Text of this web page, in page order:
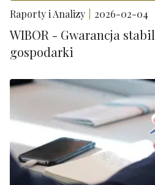
Raporty i Analizy 2026-02-04
WIBOR - Gwarancja
gospodarki